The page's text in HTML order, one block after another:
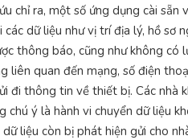
chỉ ra, một số ứng dụng cài
các dữ liệu như vị trí địa lý, hồ sơ
thông báo, cũng như không có
liên quan đến mạng, số điện
đi thông tin về thiết bị. Các nhà
chú ý là hành vi chuyển dữ liệu
dữ liệu còn bị phát hiện gửi cho